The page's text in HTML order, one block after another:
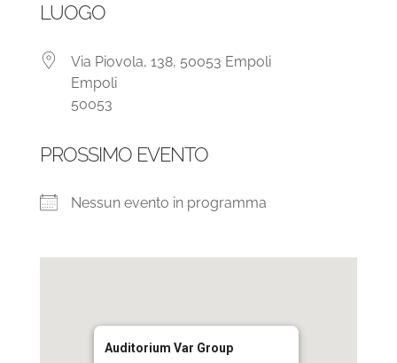
LUOGO
Via Piovola, 138, 50053 Empoli
Empoli
50053
PROSSIMO EVENTO
Nessun evento in programma
Auditorium Var Group